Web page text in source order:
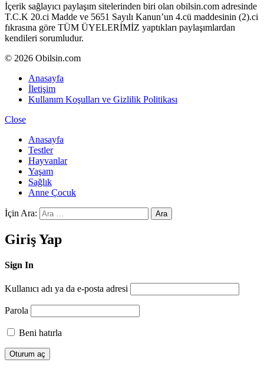
İçerik sağlayıcı paylaşım sitelerinden biri olan obilsin.com adresinde
T.C.K 20.ci Madde ve 5651 Sayılı Kanun’un 4.cü maddesinin (2).ci
fıkrasına göre TÜM ÜYELERİMİZ yaptıkları paylaşımlardan
kendileri sorumludur.
© 2026 Obilsin.com
Anasayfa
İletişim
Kullanım Koşulları ve Gizlilik Politikası
Close
Anasayfa
Testler
Hayvanlar
Yaşam
Sağlık
Anne Çocuk
İçin Ara: Ara
Giriş Yap
Sign In
Kullanıcı adı ya da e-posta adresi
Parola
Beni hatırla